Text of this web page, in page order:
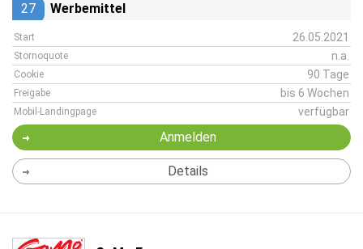
27 Werbemittel
Start 26.05.2021
Stornoquote n.a.
Cookie 90 Tage
Freigabe bis 6 Wochen
Mobil-Landingpage verfügbar
Anmelden
Details